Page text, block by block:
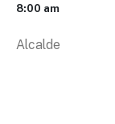
8:00 am
Alcalde